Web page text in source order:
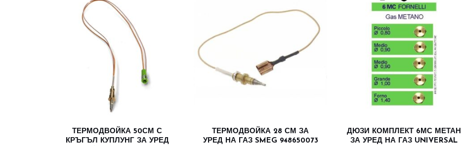
ТЕРМОДВОЙКА 50СМ С
КРЪГЪЛ КУПЛУНГ ЗА УРЕД
ТЕРМОДВОЙКА 28 СМ ЗА
УРЕД НА ГАЗ SMEG 948650073
ДЮЗИ КОМПЛЕКТ 6МС МЕТАН
ЗА УРЕД НА ГАЗ UNIVERSAL